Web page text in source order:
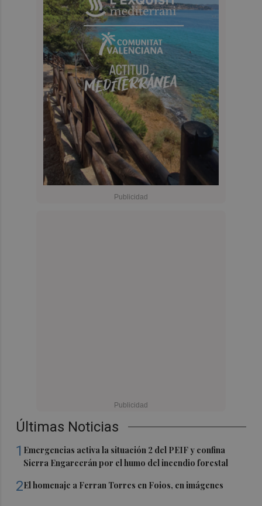
Últimas Noticias
1 Emergencias activa la situación 2 del PEIF y confina
Sierra Engarcerán por el humo del incendio forestal
2El homenaje a Ferran Torres en Foios, en imágenes